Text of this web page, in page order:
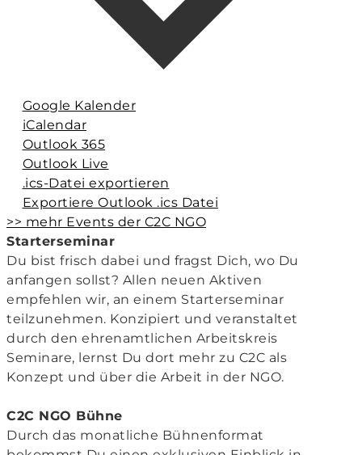
Google Kalender
iCalendar
Outlook 365
Outlook Live
.ics-Datei exportieren
Exportiere Outlook .ics Datei
>> mehr Events der C2C NGO
Starterseminar
Du bist frisch dabei und fragst Dich, wo Du
anfangen sollst? Allen neuen Aktiven
empfehlen wir, an einem Starterseminar
teilzunehmen. Konzipiert und veranstaltet
durch den ehrenamtlichen Arbeitskreis
Seminare, lernst Du dort mehr zu C2C als
Konzept und über die Arbeit in der NGO.
C2C NGO Bühne
Durch das monatliche Bühnenformat